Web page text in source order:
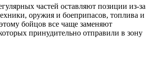
частей оставляют позиции из-за
оружия и боеприпасов, топлива и
бойцов все чаще заменяют
принудительно отправили в зону